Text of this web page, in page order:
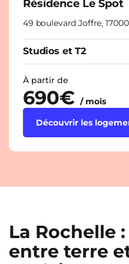
Résidence Le Spot
49 boulevard Joffre,
Studios et T2
À partir de
690€ / mois
Découvrir les
La Rochelle
entre terre